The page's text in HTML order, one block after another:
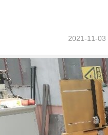
2021-11-03